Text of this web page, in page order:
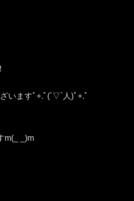
いますﾟ+.ﾟ(´▽`人)ﾟ+.ﾟ
m(_ _)m